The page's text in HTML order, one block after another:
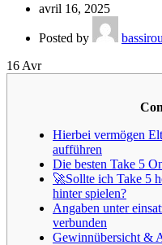
avril 16, 2025
Posted by
16 Avr
Hierbei vermögen
aufführen
Die besten Take 5
🚀Sollte ich Take 5
hinter spielen?
Angaben unter
verbunden
Gewinnübersicht &